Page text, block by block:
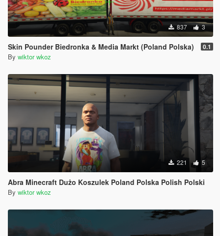
837 3
Skin Pounder Biedronka & Media Markt (Poland Polska) 0.1
By wiktor wkoz
221 5
Abra Minecraft Dużo Koszulek Poland Polska Polish Polski
By wiktor wkoz